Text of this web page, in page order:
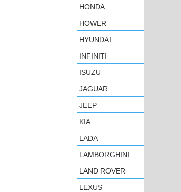
HONDA
HOWER
HYUNDAI
INFINITI
ISUZU
JAGUAR
JEEP
KIA
LADA
LAMBORGHINI
LAND ROVER
LEXUS